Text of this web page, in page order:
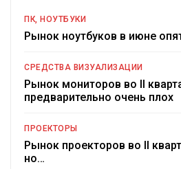
ПК, НОУТБУКИ
Рынок ноутбуков в июне
СРЕДСТВА ВИЗУАЛИЗАЦИИ
Рынок мониторов во II
предварительно очень плох
ПРОЕКТОРЫ
Рынок проекторов во II
но…